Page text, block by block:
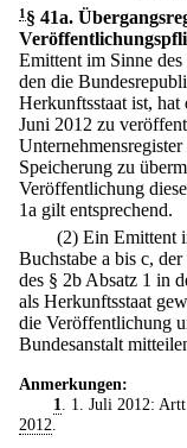
1 § 41a.
Emittent im Sinne
den die
Herkunftsstaat ist, hat
Juni 2012 zu
Speicherung zu
Veröffentlichung
1a gilt entsprechend.
(2) Ein Emittent
Buchstabe a bis c,
des § 2b Absatz 1 in
als Herkunftsstaat
die Veröffentlichung
Bundesanstalt
Anmerkungen:
1. 1. Juli 2012:
2012.